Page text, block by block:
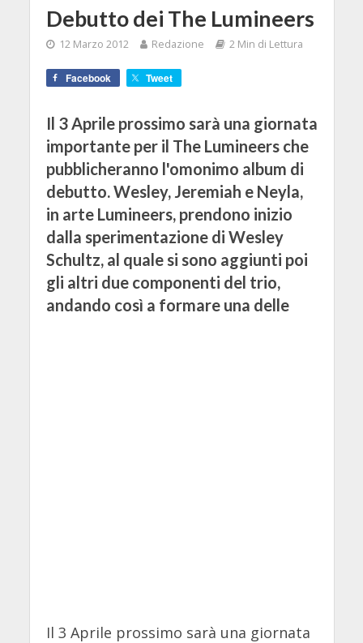
Debutto dei The Lumineers
12 Marzo 2012 Redazione 2 Min di Lettura
Facebook Tweet
Il 3 Aprile prossimo sarà una giornata
importante per il The Lumineers che
pubblicheranno l'omonimo album di
debutto. Wesley, Jeremiah e Neyla,
in arte Lumineers, prendono inizio
dalla sperimentazione di Wesley
Schultz, al quale si sono aggiunti poi
gli altri due componenti del trio,
andando così a formare una delle
Il 3 Aprile prossimo sarà una giornata